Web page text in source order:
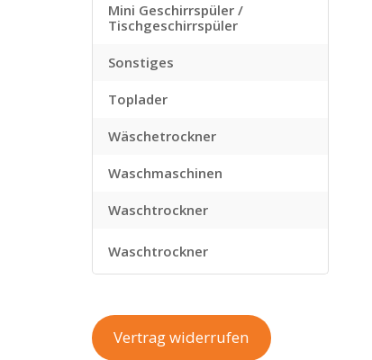
Mini Geschirrspüler /
Tischgeschirrspüler
Sonstiges
Toplader
Wäschetrockner
Waschmaschinen
Waschtrockner
Waschtrockner
Vertrag widerrufen